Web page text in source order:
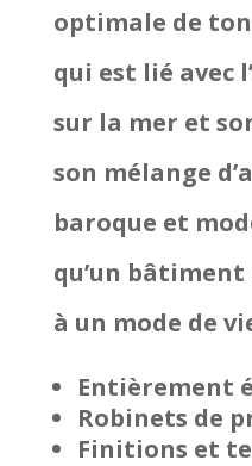
optimale de
qui est lié avec
sur la mer et
son mélange
baroque et
qu’un bâtiment
à un mode de
Entièrement
Robinets de
Finitions et